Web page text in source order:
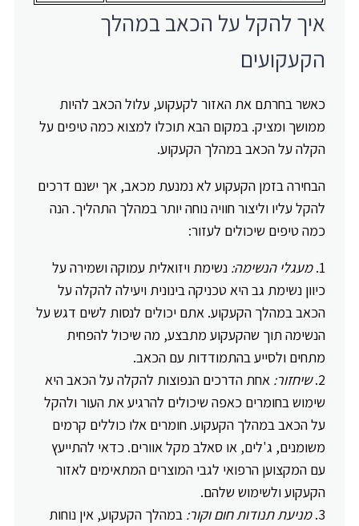
איך להקל על הכאב במהלך
הקעקועים
כאשר בחרתם את האזור לקעקוע, עלול הכאב להיות
ממושך ומציק. במקום הבא תוכלו למצוא כמה טיפים על
הקלה על הכאב במהלך הקעקוע.
הבחירה בזמן הקעקוע לא נמנעת מכאב, אך ישנם דרכים
להקל עליו וליצור חוויה נוחה יותר במהלך התהליך. הנה
כמה טיפים שיכולים לעזור:
מעגלי הנשימה: נשימת ויזואלית עמוקה ושמירה על
כיוון נשימת גב היא טכניקה בינונית ויעילה להקלה על
הכאב במהלך הקעקוע. אתם יכולים לנסות לשים דגש על
הנשימה תוך שהקעקוע מתבצע, מה שיכול להפחית
מתחים ולסייע בהתמודדות עם הכאב.
שיחזור: אחת הדרכים הנפוצות להקלה על הכאב היא
שימוש בחומרים כאפה שיכולים להרגיע את העור ולהקל
על הכאב במהלך הקעקוע. חומרים אלו כוללים קרמים
משומנים, ג'לים, או סאלב מקל אוורים. כדאי להתייעץ
עם המקצוען הרפואי לגבי המוצרים המתאימים לאזור
הקעקוע ולשימוש שלהם.
מניעת תנודות חום וקור: במהלך הקעקוע, אין נוחות